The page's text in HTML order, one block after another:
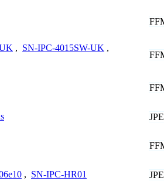
, SN-IPC-4015SW-UK ,
, SN-IPC-HR01